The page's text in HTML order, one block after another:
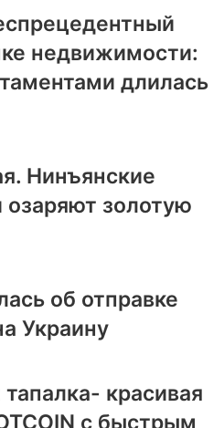
недвижимости:
длилась
Нинъянские
золотую
об отправке
Украину
красивая
с быстрым